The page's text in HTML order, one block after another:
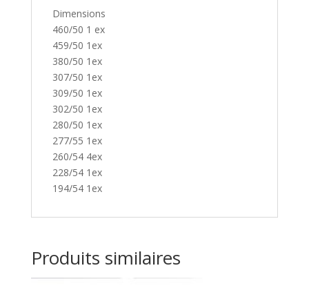
Dimensions
460/50 1 ex
459/50 1ex
380/50 1ex
307/50 1ex
309/50 1ex
302/50 1ex
280/50 1ex
277/55 1ex
260/54 4ex
228/54 1ex
194/54 1ex
Produits similaires